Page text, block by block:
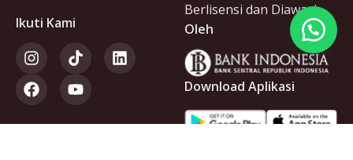
Ikuti Kami
Berlisensi dan Diawasi
Oleh
Download Aplikasi